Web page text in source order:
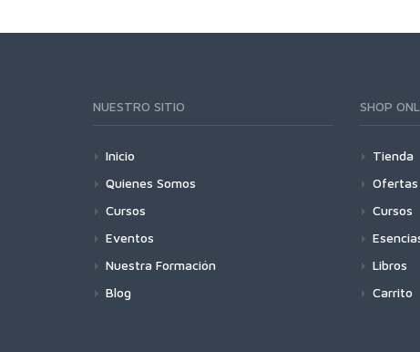
NUESTRO SITIO
Inicio
Quienes Somos
Cursos
Eventos
Nuestra Formación
Blog
SHOP
Tienda
Ofertas
Cursos
Libros
Carrito